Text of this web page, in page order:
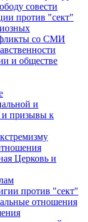
совести
против "сект"
со СМИ
и обществе
и
и призывы к
Церковь и
против "сект"
отношения